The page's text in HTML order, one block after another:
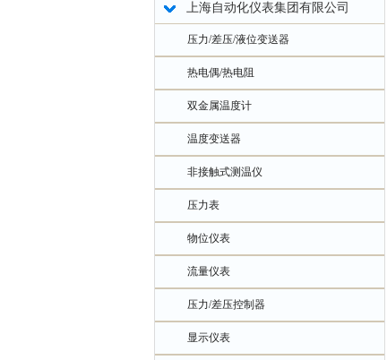
上海自动化仪表集团有限公司
压力/差压/液位变送器
热电偶/热电阻
双金属温度计
温度变送器
非接触式测温仪
压力表
物位仪表
流量仪表
压力/差压控制器
显示仪表